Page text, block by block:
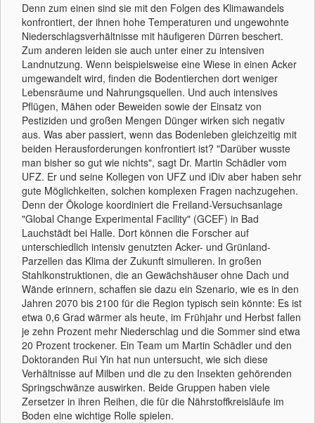
Denn zum einen sind sie mit den Folgen des Klimawandels
konfrontiert, der ihnen hohe Temperaturen und ungewohnte
Niederschlagsverhältnisse mit häufigeren Dürren beschert.
Zum anderen leiden sie auch unter einer zu intensiven
Landnutzung. Wenn beispielsweise eine Wiese in einen Acker
umgewandelt wird, finden die Bodentierchen dort weniger
Lebensräume und Nahrungsquellen. Und auch intensives
Pflügen, Mähen oder Beweiden sowie der Einsatz von
Pestiziden und großen Mengen Dünger wirken sich negativ
aus. Was aber passiert, wenn das Bodenleben gleichzeitig mit
beiden Herausforderungen konfrontiert ist? "Darüber wusste
man bisher so gut wie nichts", sagt Dr. Martin Schädler vom
UFZ. Er und seine Kollegen von UFZ und iDiv aber haben sehr
gute Möglichkeiten, solchen komplexen Fragen nachzugehen.
Denn der Ökologe koordiniert die Freiland-Versuchsanlage
"Global Change Experimental Facility" (GCEF) in Bad
Lauchstädt bei Halle. Dort können die Forscher auf
unterschiedlich intensiv genutzten Acker- und Grünland-
Parzellen das Klima der Zukunft simulieren. In großen
Stahlkonstruktionen, die an Gewächshäuser ohne Dach und
Wände erinnern, schaffen sie dazu ein Szenario, wie es in den
Jahren 2070 bis 2100 für die Region typisch sein könnte: Es ist
etwa 0,6 Grad wärmer als heute, im Frühjahr und Herbst fallen
je zehn Prozent mehr Niederschlag und die Sommer sind etwa
20 Prozent trockener. Ein Team um Martin Schädler und den
Doktoranden Rui Yin hat nun untersucht, wie sich diese
Verhältnisse auf Milben und die zu den Insekten gehörenden
Springschwänze auswirken. Beide Gruppen haben viele
Zersetzer in ihren Reihen, die für die Nährstoffkreisläufe im
Boden eine wichtige Rolle spielen.